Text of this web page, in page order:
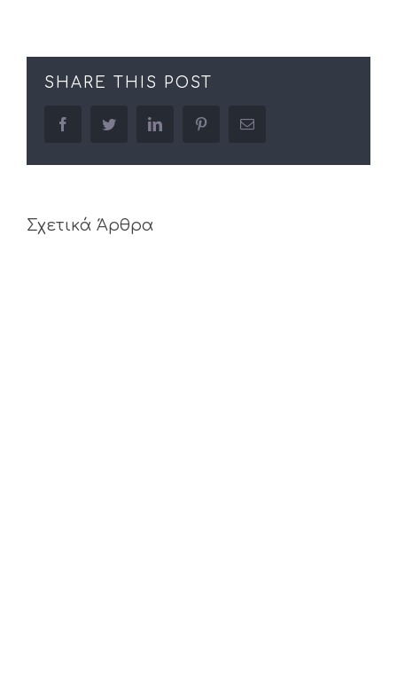
SHARE THIS POST
facebooktwitter linkedin pinterestEmail
Σχετικά Άρθρα